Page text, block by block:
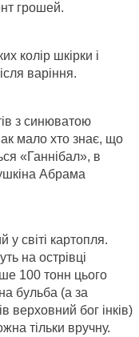
грошей.
колір шкірки і
варіння.
з синюватою
мало хто знає, що
«Ганнібал», в
Абрама
світі картопля.
на острівці
100 тонн цього
бульба (а за
верховний бог інків)
тільки вручну.